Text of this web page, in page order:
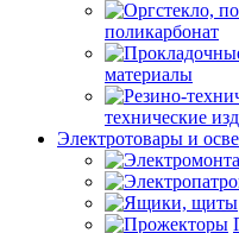
поликарбонат
материалы
технические
Электротовары и